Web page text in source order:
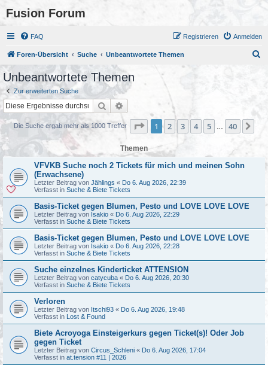
Fusion Forum
FAQ Anmelden
Registrieren
Foren-Übersicht Suche Unbeantwortete Themen
Unbeantwortete Themen
Zur erweiterten Suche
Suche Erweiterte Suche
Die Suche ergab mehr als 1000 Treffer Seite 1von 40
1 2 3 4 5 40
Themen
VFVKB Suche noch 2 Tickets für mich und meinen Sohn
(Erwachsene)
Letzter Beitrag von Jählings « Do 6. Aug 2026, 22:39
Verfasst in Suche & Biete Tickets
Basis-Ticket gegen Blumen, Pesto und LOVE LOVE LOVE
Letzter Beitrag von Isakio « Do 6. Aug 2026, 22:29
Verfasst in Suche & Biete Tickets
Basis-Ticket gegen Blumen, Pesto und LOVE LOVE LOVE
Letzter Beitrag von Isakio « Do 6. Aug 2026, 22:28
Verfasst in Suche & Biete Tickets
Suche einzelnes Kinderticket ATTENSION
Letzter Beitrag von catycuba « Do 6. Aug 2026, 20:30
Verfasst in Suche & Biete Tickets
Verloren
Letzter Beitrag von Itschi93 « Do 6. Aug 2026, 19:48
Verfasst in Lost & Found
Biete Acroyoga Einsteigerkurs gegen Ticket(s)! Oder Job
gegen Ticket
Letzter Beitrag von Circus_Schleni « Do 6. Aug 2026, 17:04
Verfasst in at.tension #11 | 2026